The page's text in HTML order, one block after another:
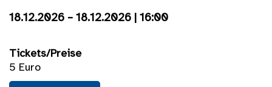
18.12.2026 – 18.12.2026 | 16:00
Tickets/Preise
5 Euro